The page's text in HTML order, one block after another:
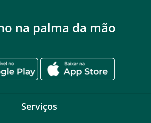
na palma da mão
Serviços